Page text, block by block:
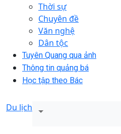
Thời sự
Chuyên đề
Văn nghệ
Dân tộc
Tuyên Quang qua ảnh
Thông tin quảng bá
Học tập theo Bác
Du lịch